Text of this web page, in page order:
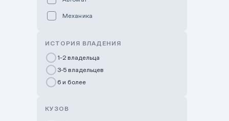
GWM Nurly Zhol
Chery Astana
Механика
ИСТОРИЯ ВЛАДЕНИЯ
1-2 владельца
3-5 владельцев
6 и более
КУЗОВ